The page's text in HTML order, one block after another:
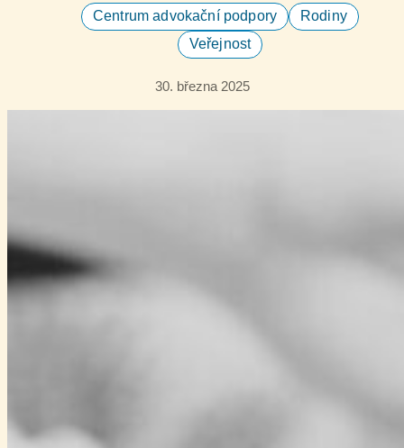
Centrum advokační podpory
Rodiny
Veřejnost
30. března 2025